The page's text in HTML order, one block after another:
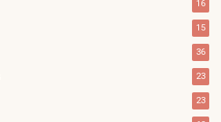
16
15
36
23
23